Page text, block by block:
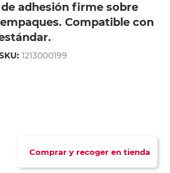
adhesión firme sobre
Compatible con
1213000199
Comprar y recoger en tienda